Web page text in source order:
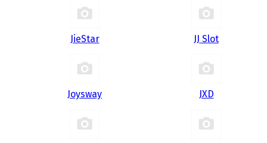
JieStar JJ Slot
Joysway JXD